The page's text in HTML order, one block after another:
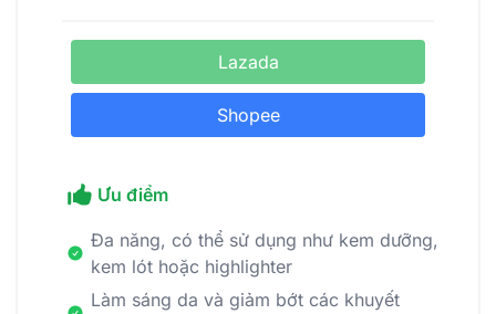
Lazada
Shopee
Ưu điểm
Đa năng, có thể sử dụng như kem dưỡng,
kem lót hoặc highlighter
Làm sáng da và giảm bớt các khuyết